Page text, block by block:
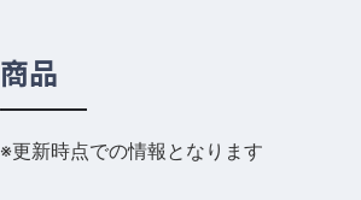
商品
※更新時点での情報となります